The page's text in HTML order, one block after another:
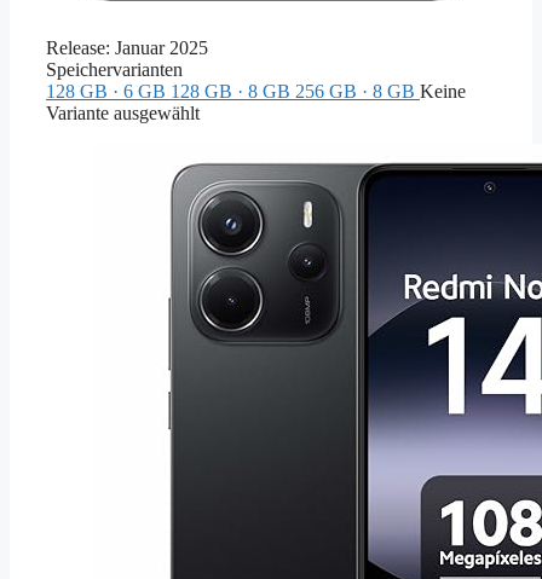
Release: Januar 2025
Speichervarianten
128 GB · 6 GB 128 GB · 8 GB 256 GB · 8 GB Keine
Variante ausgewählt